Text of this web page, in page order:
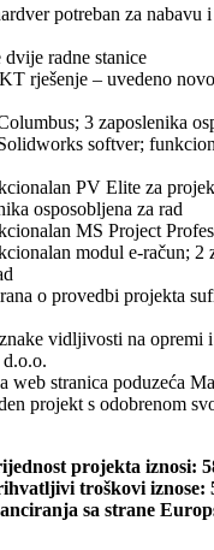
potreban za
radne stanice
rješenje – uvedeno
3 zaposlenika
softver;
PV Elite za
osposobljena za rad
MS Project
modul e-račun; 2
o provedbi projekta
vidljivosti na opremi
web stranica poduzeća
projekt s odobrenom
projekta iznosi:
troškovi iznose:
sa strane